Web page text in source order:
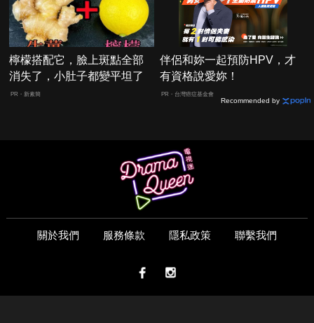
檸檬搭配它，臉上斑點全部
消失了，小肚子都變平坦了
PR・新素簡
伴侶和妳一起預防HPV，才
有資格說愛妳！
PR・台灣癌症基金會
Recommended by
關於我們 服務條款 隱私政策 聯繫我們